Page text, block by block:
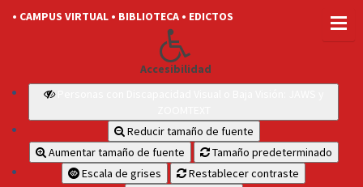
• CAMPUS VIRTUAL • BIBLIOTECA • EDICTOS
Accesibilidad
Reducir tamaño de fuente
Aumentar tamaño de fuente
Tamaño predeterminado
Escala de grises
Restablecer contraste